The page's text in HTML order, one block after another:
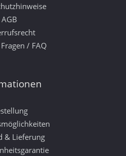
AGB
/ FAQ
& Lieferung